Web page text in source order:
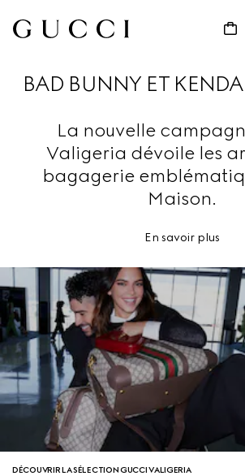
BAD BUNNY ET
La nouvelle
Valigeria dévoile les
bagagerie
Maison.
En savoir plus
DÉCOUVRIR LA SÉLECTION GUCCI VALIGERIA